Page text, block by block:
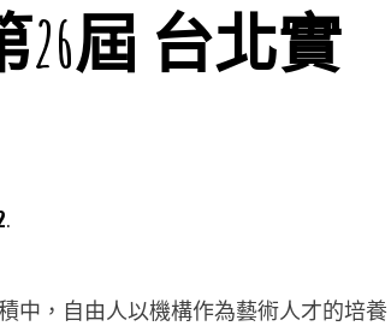
26屆 台北實
中，自由人以機構作為藝術人才的培養